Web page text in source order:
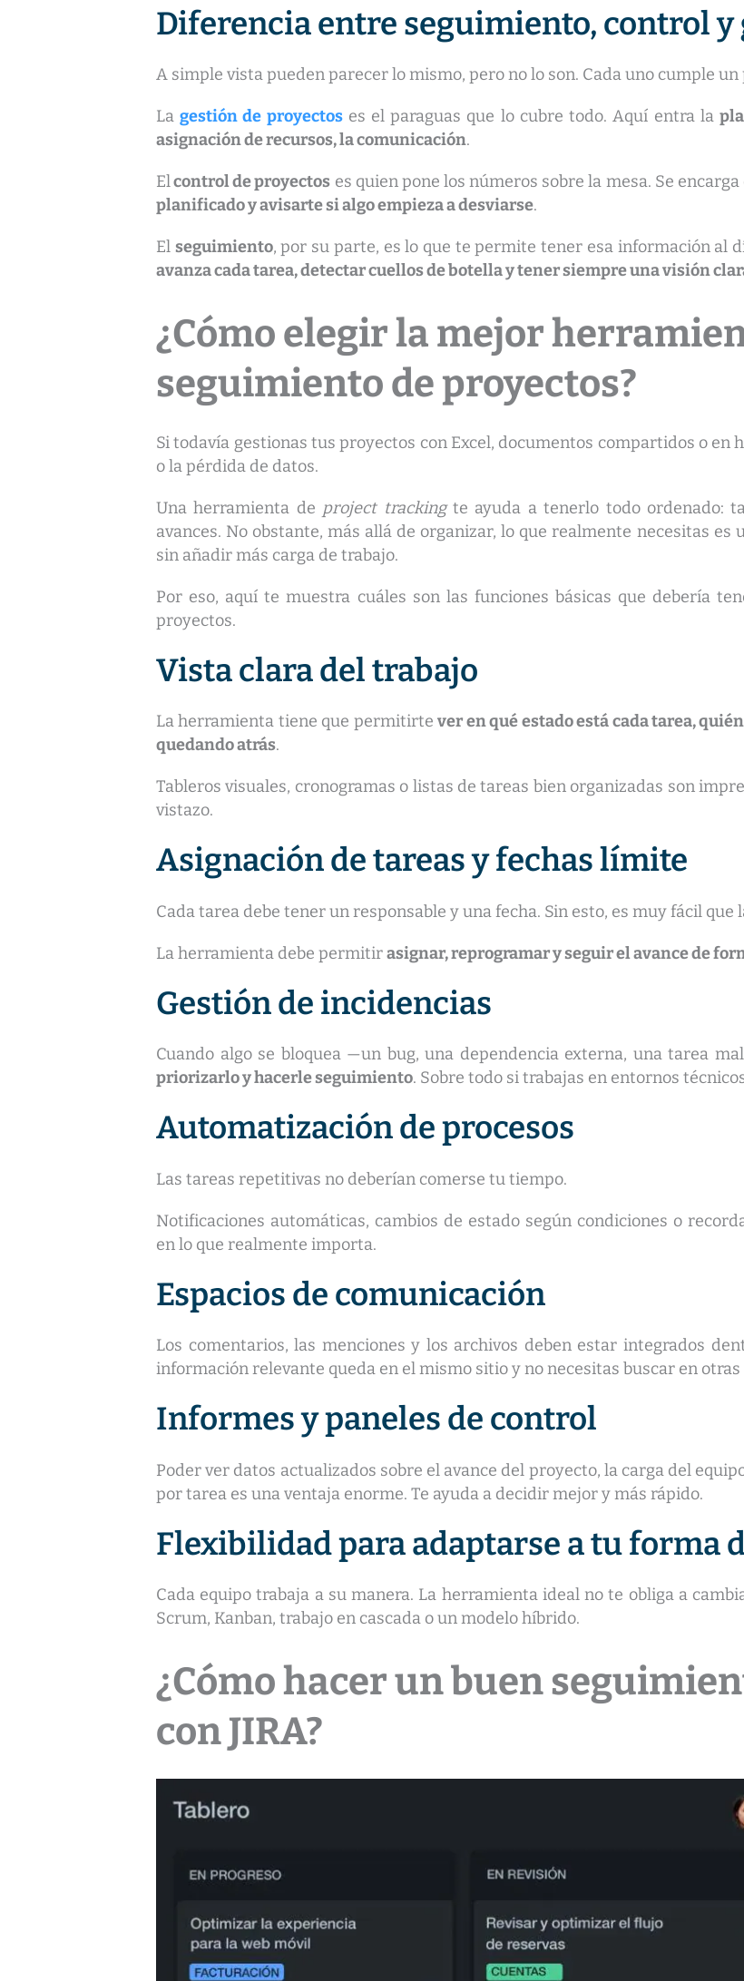
Diferencia entre seguimiento, control y
A simple vista pueden parecer lo mismo, pero no lo son. Cada uno cumple
Lagestión de proyectoses el paraguas que lo cubre todo. Aquí entra la
asignación de recursos, la comunicación.
Elcontrol de proyectos es quien pone los números sobre la mesa. Se
planificado y avisarte si algo empieza a desviarse.
El seguimiento, por su parte, es lo que te permite tener esa información al
avanza cada tarea, detectar cuellos de botella y tener siempre una visión
¿Cómo elegir la mejor
seguimiento de proyectos?
Si todavía gestionas tus proyectos con Excel, documentos compartidos o en
o la pérdida de datos.
Una herramienta de project trackingte ayuda a tenerlo todo ordenado:
avances. No obstante, más allá de organizar, lo que realmente necesitas
sin añadir más carga de trabajo.
Por eso, aquí te muestra cuáles son las funciones básicas que debería
proyectos.
Vista clara del trabajo
La herramienta tiene que permitirtever en qué estado está cada tarea,
quedando atrás.
Tableros visuales, cronogramas o listas de tareas bien organizadas son
vistazo.
Asignación de tareas y fechas límite
Cada tarea debe tener un responsable y una fecha. Sin esto, es muy fácil que
La herramienta debe permitirasignar, reprogramar y seguir el avance de
Gestión de incidencias
Cuando algo se bloquea —un bug, una dependencia externa, una tarea
priorizarlo y hacerle seguimiento. Sobre todo si trabajas en entornos
Automatización de procesos
Las tareas repetitivas no deberían comerse tu tiempo.
Notificaciones automáticas, cambios de estado según condiciones o
en lo que realmente importa.
Espacios de comunicación
Los comentarios, las menciones y los archivos deben estar integrados
información relevante queda en el mismo sitio y no necesitas buscar en
Informes y paneles de control
Poder ver datos actualizados sobre el avance del proyecto, la carga del
por tarea es una ventaja enorme. Te ayuda a decidir mejor y más rápido.
Flexibilidad para adaptarse a tu forma
Cada equipo trabaja a su manera. La herramienta ideal no te obliga a
Scrum, Kanban, trabajo en cascada o un modelo híbrido.
¿Cómo hacer un buen
con JIRA?